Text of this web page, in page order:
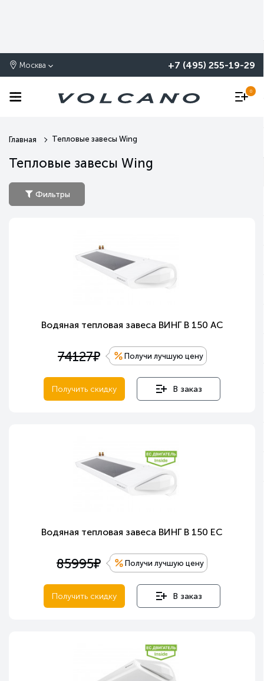
Москва +7 (495) 255-19-29
0
Главная Тепловые завесы Wing
Тепловые завесы Wing
Фильтры
Водяная тепловая завеса ВИНГ В 150 АС
74127е Получи лучшую цену
Получить скидку В заказ
Водяная тепловая завеса ВИНГ В 150 ЕС
85995е Получи лучшую цену
Получить скидку В заказ